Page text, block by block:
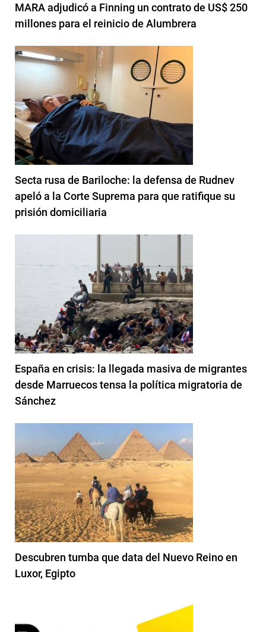
MARA adjudicó a Finning un contrato de US$ 250
millones para el reinicio de Alumbrera
Secta rusa de Bariloche: la defensa de Rudnev
apeló a la Corte Suprema para que ratifique su
prisión domiciliaria
España en crisis: la llegada masiva de migrantes
desde Marruecos tensa la política migratoria de
Sánchez
Descubren tumba que data del Nuevo Reino en
Luxor, Egipto